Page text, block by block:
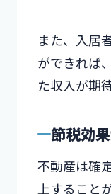
また、入居
ができれば
た収入が期
節税効
不動産は確
上すること